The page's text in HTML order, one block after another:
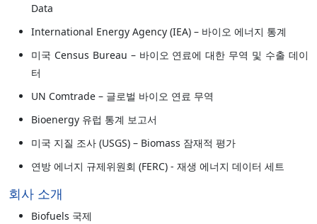
Data
International Energy Agency (IEA) – 바이오 에너지 통계
미국 Census Bureau – 바이오 연료에 대한 무역 및 수출 데이
터
UN Comtrade – 글로벌 바이오 연료 무역
Bioenergy 유럽 통계 보고서
미국 지질 조사 (USGS) – Biomass 잠재적 평가
연방 에너지 규제위원회 (FERC) - 재생 에너지 데이터 세트
회사 소개
Biofuels 국제